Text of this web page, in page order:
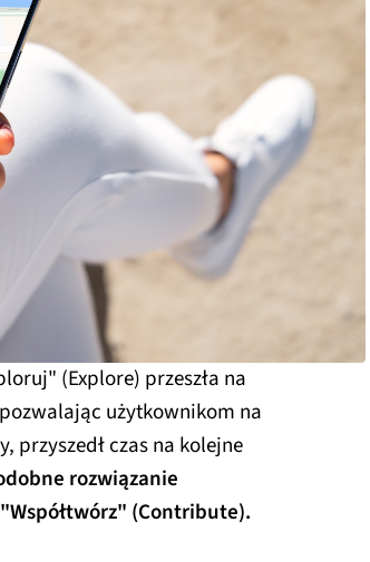
(Explore) przeszła na
użytkownikom na
przyszedł czas na kolejne
rozwiązanie
(Contribute).